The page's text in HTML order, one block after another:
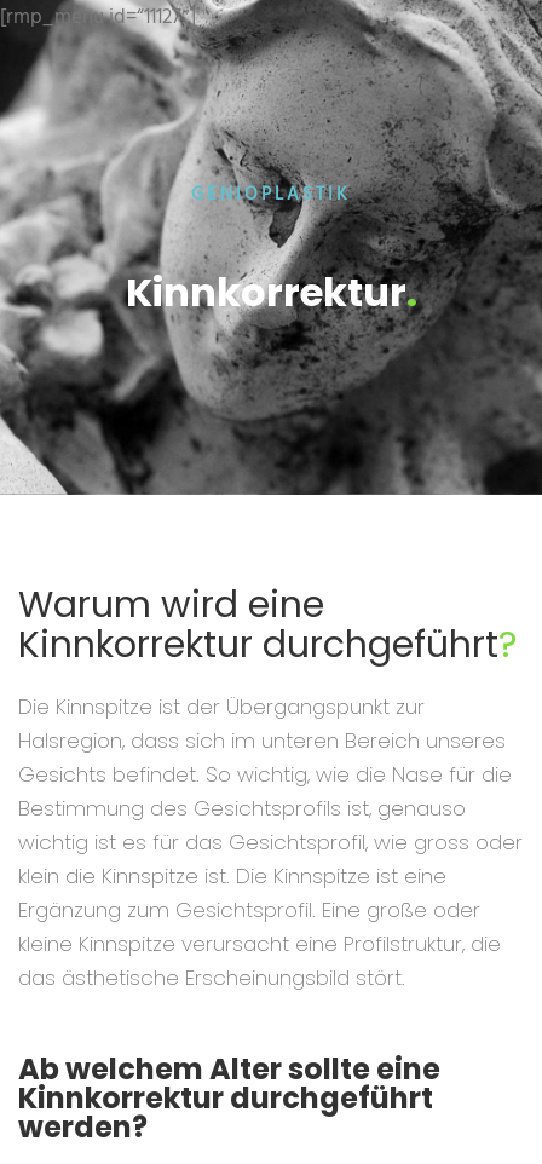
[rmp_menu id=“11127″]
GENIOPLASTIK
Kinnkorrektur.
Warum wird eine
Kinnkorrektur durchgeführt?
Die Kinnspitze ist der Übergangspunkt zur
Halsregion, dass sich im unteren Bereich unseres
Gesichts befindet. So wichtig, wie die Nase für die
Bestimmung des Gesichtsprofils ist, genauso
wichtig ist es für das Gesichtsprofil, wie gross oder
klein die Kinnspitze ist. Die Kinnspitze ist eine
Ergänzung zum Gesichtsprofil. Eine große oder
kleine Kinnspitze verursacht eine Profilstruktur, die
das ästhetische Erscheinungsbild stört.
Ab welchem Alter sollte eine
Kinnkorrektur durchgeführt
werden?